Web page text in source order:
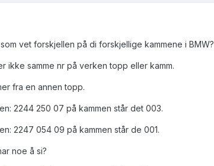
vet forskjellen på di forskjellige kammene i BMW?
ikke samme nr på verken topp eller kamm.
fra en annen topp.
2244 250 07 på kammen står det 003.
2247 054 09 på kammen står de 001.
noe å si?